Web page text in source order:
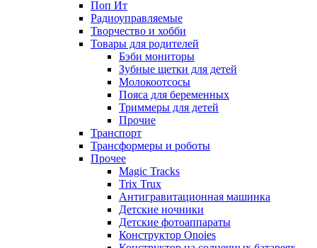
Поп Ит
Радиоуправляемые
Творчество и хобби
Товары для родителей
Бэби мониторы
Зубные щетки для детей
Молокоотсосы
Пояса для беременных
Триммеры для детей
Прочие
Транспорт
Трансформеры и роботы
Прочее
Magic Tracks
Trix Trux
Антигравитационная машинка
Детские ночники
Детские фотоаппараты
Конструктор Onoies